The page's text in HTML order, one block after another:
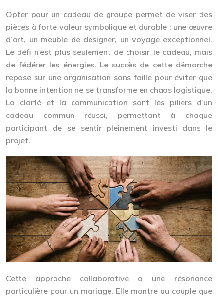
Opter pour un cadeau de groupe permet de viser des
pièces à forte valeur symbolique et durable : une œuvre
d’art, un meuble de designer, un voyage exceptionnel.
Le défi n’est plus seulement de choisir le cadeau, mais
de fédérer les énergies. Le succès de cette démarche
repose sur une organisation sans faille pour éviter que
la bonne intention ne se transforme en chaos logistique.
La clarté et la communication sont les piliers d’un
cadeau commun réussi, permettant à chaque
participant de se sentir pleinement investi dans le
projet.
Cette approche collaborative a une résonance
particulière pour un mariage. Elle montre au couple que